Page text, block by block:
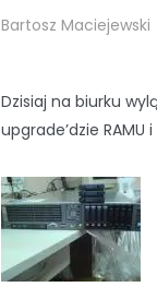
Bartosz Maciejewski
Dzisiaj na biurku
upgrade’dzie